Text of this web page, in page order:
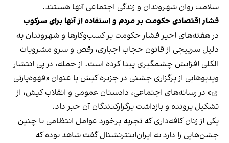
سلامت روان شهروندان و زندگی اجتماعی آنها هستند.
فشار اقتصادی حکومت بر مردم و استفاده از آنها برای سرکوب
در هفته‌های اخیر فشار حکومت بر کسب‌وکارها و شهروندان به
دلیل سرپیچی از قانون حجاب اجباری، رقص و سرو مشروبات
الکلی افزایش چشمگیری پیدا کرده است. از جمله، در پی انتشار
ویدیوهایی از برگزاری جشنی در جزیره کیش با عنوان «قهوه‌پارتی
» در رسانه‌های اجتماعی، دادستان عمومی و انقلاب کیش، از
تشکیل پرونده و بازداشت برگزارکنندگان آن خبر داد.
یکی از زنان کافه‌داری که تجربه برخورد عوامل انتظامی با چنین
جشن‌هایی را دارد به ایران‌اینترنشنال گفت شاهد بوده که